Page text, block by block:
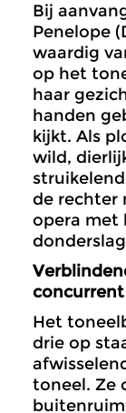
Bij
Penelope
waardig
op het
haar
handen
kijkt. Als
wild,
de rechter
opera met
Het
drie op
toneel. Ze